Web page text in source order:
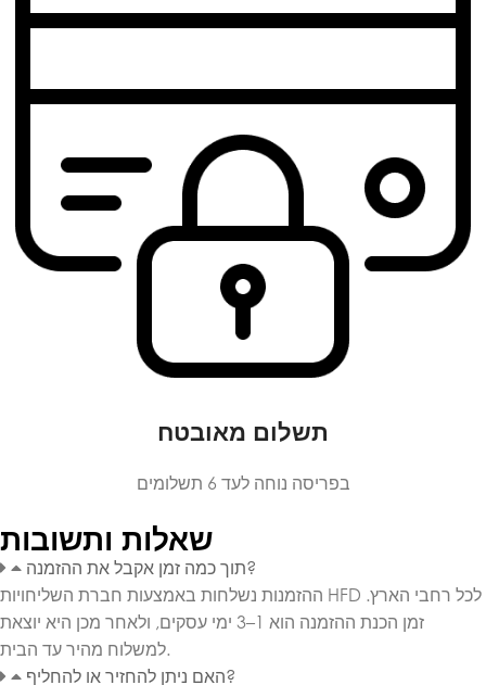
תשלום מאובטח
בפריסה נוחה לעד 6 תשלומים
שאלות ותשובות
תוך כמה זמן אקבל את ההזמנה?
ההזמנות נשלחות באמצעות חברת השליחויות HFD לכל רחבי הארץ.
זמן הכנת ההזמנה הוא 1–3 ימי עסקים, ולאחר מכן היא יוצאת
למשלוח מהיר עד הבית.
האם ניתן להחזיר או להחליף?